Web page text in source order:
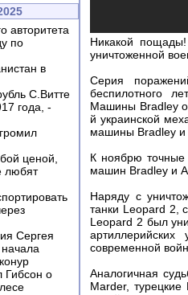
авторитета
по
в
С.Витте
года, -
ценой,
любят
Сергея
Гибсон о
Никакой пощады!
уничтоженной
Серия
беспилотного
Машины Bradley
й украинской
машины Bradley и
К ноябрю точные
машин Bradley и
Наряду с
танки Leopard 2,
Leopard 2 был
современной
Аналогичная
Marder,